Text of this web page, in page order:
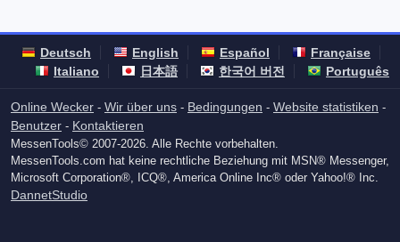
Deutsch English Español
Française
Italiano
日本語 한국어 버전 Português
Online Wecker - Wir über uns - Bedingungen - Website statistiken -
Benutzer - Kontaktieren
MessenTools© 2007-2026. Alle Rechte vorbehalten.
MessenTools.com hat keine rechtliche Beziehung mit MSN® Messenger,
Microsoft Corporation®, ICQ®, America Online Inc® oder Yahoo!® Inc.
DannetStudio